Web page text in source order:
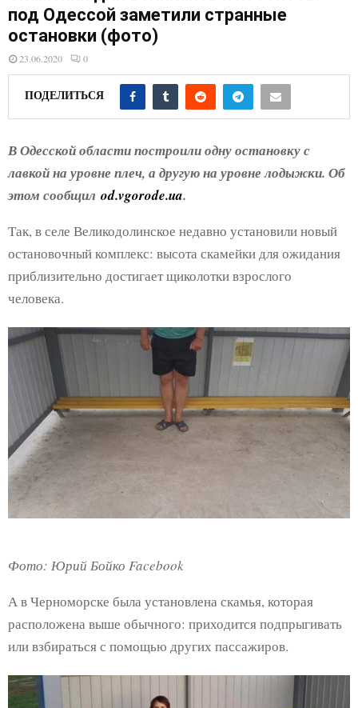
E
N
U
под Одессой заметили странные
остановки (фото)
23.06.2020 0
ПОДЕЛИТЬСЯ
В Одесской области построили одну остановку с
лавкой на уровне плеч, а другую на уровне лодыжки. Об
этом сообщил od.vgorode.ua.
Так, в селе Великодолинское недавно установили новый
остановочный комплекс: высота скамейки для ожидания
приблизительно достигает щиколотки взрослого
человека.
Фото: Юрий Бойко Facebook
А в Черноморске была установлена скамья, которая
расположена выше обычного: приходится подпрыгивать
или взбираться с помощью других пассажиров.